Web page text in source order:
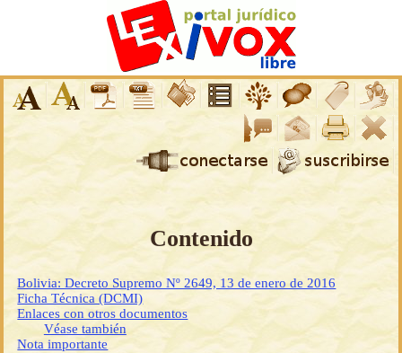
Contenido
Bolivia: Decreto Supremo Nº 2649, 13 de enero de 2016
Ficha Técnica (DCMI)
Enlaces con otros documentos
Véase también
Nota importante